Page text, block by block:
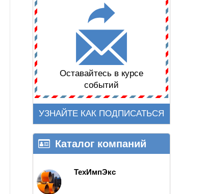
Оставайтесь в курсе
событий
УЗНАЙТЕ КАК ПОДПИСАТЬСЯ
Каталог компаний
ТехИмпЭкс